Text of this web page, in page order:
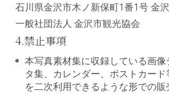
石川県金沢市木ノ新保町1番1号 金
一般社団法人 金沢市観光協会
4.禁止事項
本写真素材集に収録している画
タ集、カレンダー、ポストカー
を二次利用できるような形での販